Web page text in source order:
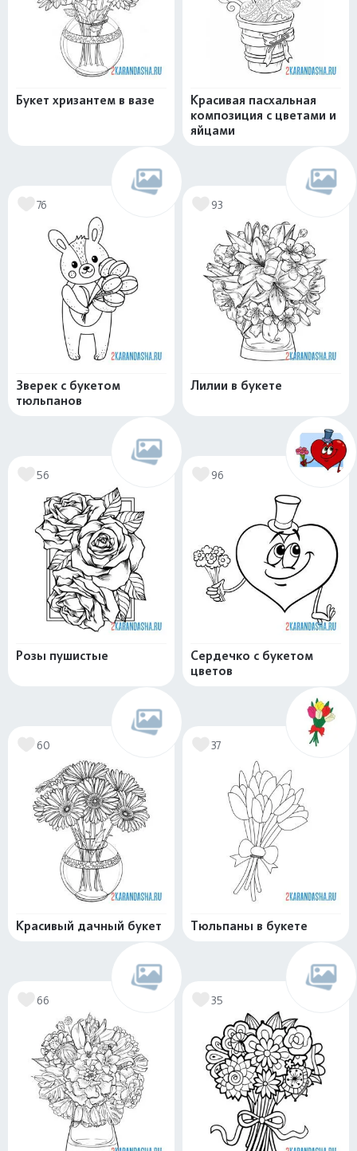
Букет хризантем в вазе
Красивая пасхальная
композиция с цветами и
яйцами
76
Зверек с букетом
тюльпанов
93
Лилии в букете
56
Розы пушистые
96
Сердечко с букетом
цветов
60
Красивый дачный букет
37
Тюльпаны в букете
66 35